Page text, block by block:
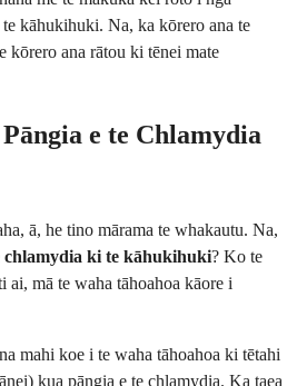
kāhukihuki. Na, ka kōrero ana te
kōrero ana rātou ki tēnei mate
e te Chlamydia
ā, he tino mārama te whakautu. Na,
chlamydia ki te kāhukihuki? Ko te
mā te waha tāhoahoa kāore i
mahi koe i te waha tāhoahoa ki tētahi
kua pāngia e te chlamydia. Ka taea